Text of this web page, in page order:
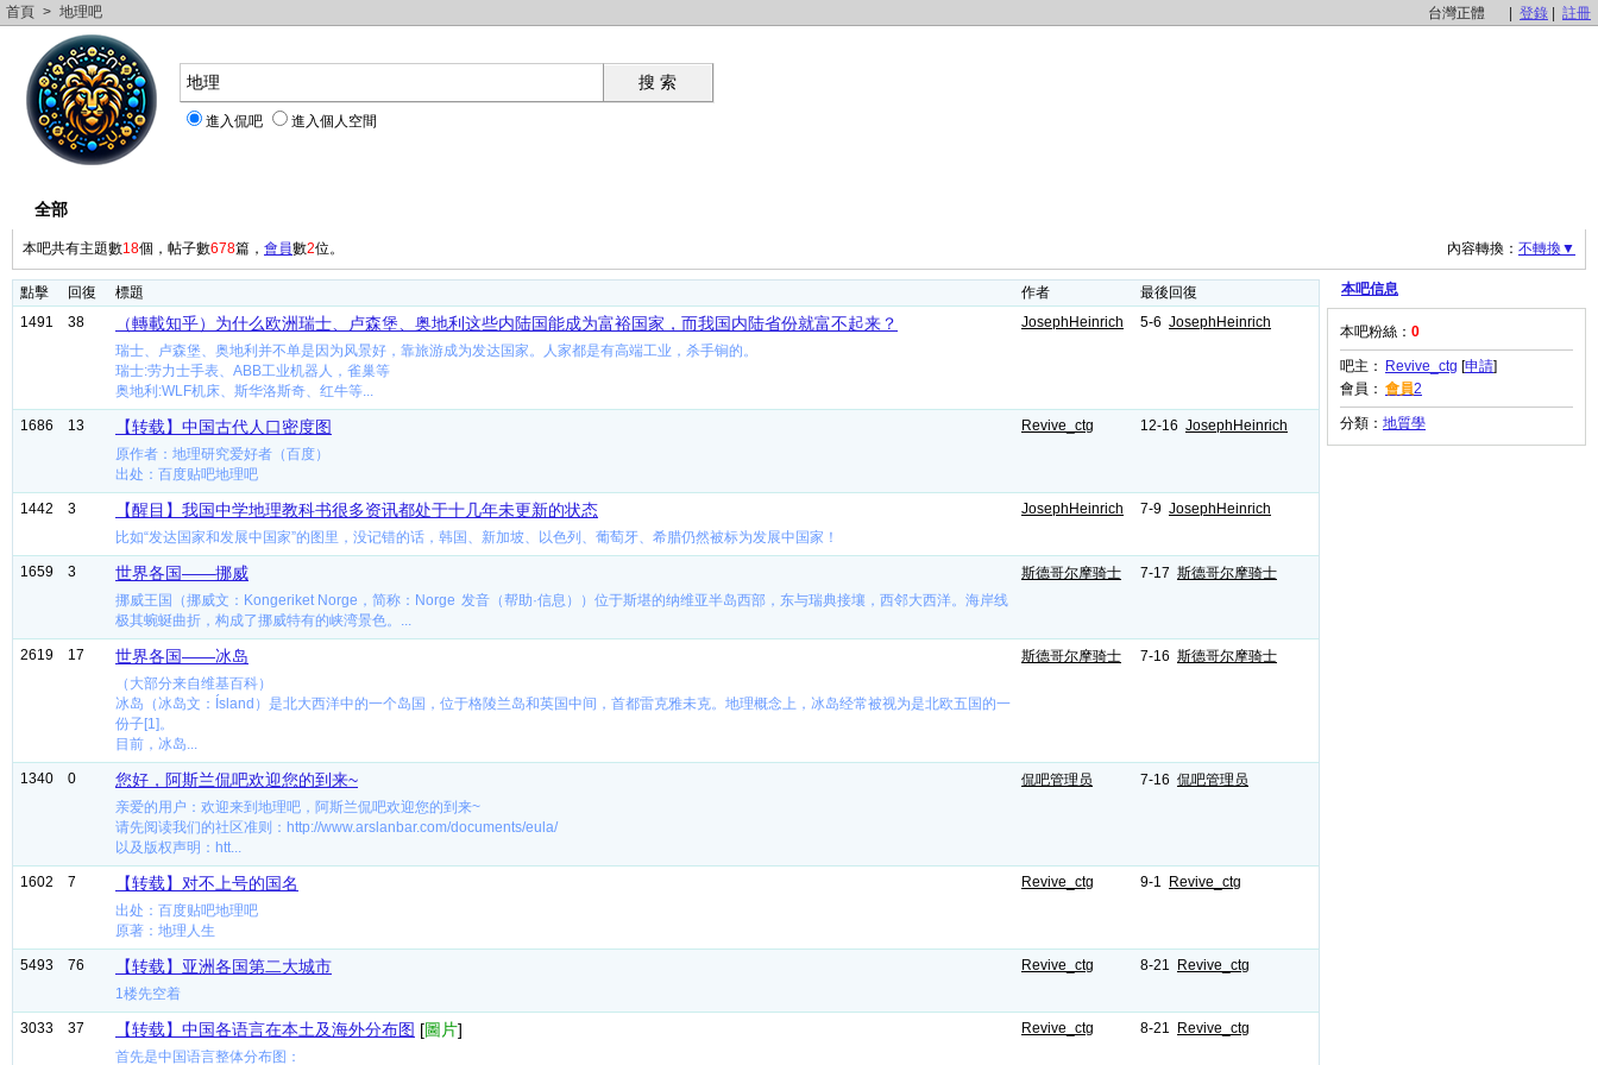
首頁 > 地理吧 台灣正體 登錄 註冊
進入侃吧 進入個人空間
全部
本吧共有主題數18個，帖子數678篇， 會員數2位。 內容轉換： 不轉換▼
點擊 回復 標題 作者
最後回復
1491
38 （轉載知乎）为什么欧洲瑞士、卢森堡、奥地利这些内陆国能成为富裕国家，而我国内陆省份就富不起来？
瑞士、卢森堡、奥地利并不单是因为风景好，靠旅游成为发达国家。人家都是有高端工业，杀手锏的。
瑞士:劳力士手表、ABB工业机器人，雀巢等
奥地利:WLF机床、斯华洛斯奇、红牛等...
JosephHeinrich 5-6 JosephHeinrich
1686 13 【转载】中国古代人口密度图
原作者：地理研究爱好者（百度）
出处：百度贴吧地理吧
Revive_ctg 12-16 JosephHeinrich
1442 3 【醒目】我国中学地理教科书很多资讯都处于十几年未更新的状态
比如“发达国家和发展中国家”的图里，没记错的话，韩国、新加坡、以色列、葡萄牙、希腊仍然被标为发展中国家！
JosephHeinrich 7-9 JosephHeinrich
1659 3 世界各国——挪威
挪威王国（挪威文：Kongeriket Norge，简称：Norge 发音（帮助·信息））位于斯堪的纳维亚半岛西部，东与瑞典接壤，西邻大西洋。海岸线
极其蜿蜒曲折，构成了挪威特有的峡湾景色。...
斯德哥尔摩骑士 7-17 斯德哥尔摩骑士
2619 17 世界各国——冰岛
（大部分来自维基百科）
冰岛（冰岛文：Ísland）是北大西洋中的一个岛国，位于格陵兰岛和英国中间，首都雷克雅未克。地理概念上，冰岛经常被视为是北欧五国的一
份子[1]。
目前，冰岛...
斯德哥尔摩骑士 7-16 斯德哥尔摩骑士
1340 0 您好，阿斯兰侃吧欢迎您的到来~
亲爱的用户：欢迎来到地理吧，阿斯兰侃吧欢迎您的到来~
请先阅读我们的社区准则：http://www.arslanbar.com/documents/eula/
以及版权声明：htt...
侃吧管理员 7-16 侃吧管理员
1602 7 【转载】对不上号的国名
出处：百度贴吧地理吧
原著：地理人生
Revive_ctg 9-1 Revive_ctg
5493 76 【转载】亚洲各国第二大城市
1楼先空着
Revive_ctg 8-21 Revive_ctg
3033 37 【转载】中国各语言在本土及海外分布图 [圖片]
首先是中国语言整体分布图：
Revive_ctg 8-21 Revive_ctg
本吧信息
本吧粉絲： 0
吧主： Revive_ctg [申請]
會員： 會員2
分類： 地質學